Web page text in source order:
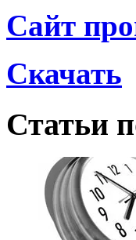
Сайт
Скачать
Статьи